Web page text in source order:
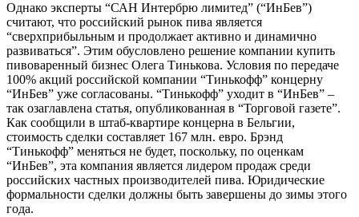
Однако эксперты “САН Интербрю лимитед” (“ИнБев”)
считают, что российский рынок пива является
“сверхприбыльным и продолжает активно и динамично
развиваться”. Этим обусловлено решение компании купить
пивоваренный бизнес Олега Тинькова. Условия по передаче
100% акций российской компании “Тинькофф” концерну
“ИнБев” уже согласованы. “Тинькофф” уходит в “ИнБев” –
так озаглавлена статья, опубликованная в “Торговой газете”.
Как сообщили в штаб-квартире концерна в Бельгии,
стоимость сделки составляет 167 млн. евро. Брэнд
“Тинькофф” меняться не будет, поскольку, по оценкам
“ИнБев”, эта компания является лидером продаж среди
российских частных производителей пива. Юридические
формальности сделки должны быть завершены до зимы этого
года.